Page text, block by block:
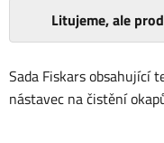
Sada Fiskars obsahující
nástavec na čistění
Litujeme, ale